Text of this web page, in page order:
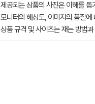
제공되는 상품의 사진은 이해를
모니터의 해상도, 이미지의 품질
상품 규격 및 사이즈는 재는 방법